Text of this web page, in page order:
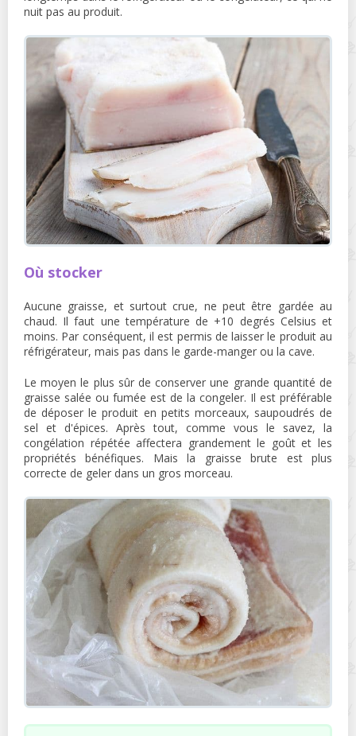
nuit pas au produit.
Où stocker
Aucune graisse, et surtout crue, ne peut être gardée au
chaud. Il faut une température de +10 degrés Celsius et
moins. Par conséquent, il est permis de laisser le produit au
réfrigérateur, mais pas dans le garde-manger ou la cave.
Le moyen le plus sûr de conserver une grande quantité de
graisse salée ou fumée est de la congeler. Il est préférable
de déposer le produit en petits morceaux, saupoudrés de
sel et d'épices. Après tout, comme vous le savez, la
congélation répétée affectera grandement le goût et les
propriétés bénéfiques. Mais la graisse brute est plus
correcte de geler dans un gros morceau.